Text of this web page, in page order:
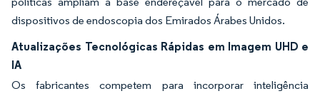
dispositivos de endoscopia dos Emirados Árabes Unidos.
Atualizações Tecnológicas Rápidas em Imagem UHD e
IA
Os fabricantes competem para incorporar inteligência